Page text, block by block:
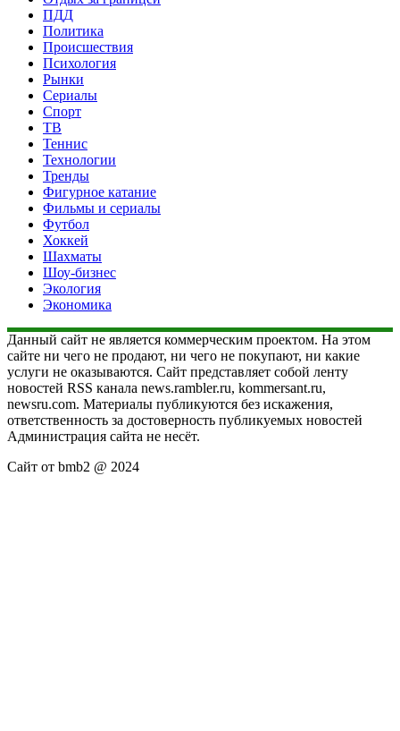
ПДД
Политика
Происшествия
Психология
Рынки
Сериалы
Спорт
ТВ
Теннис
Технологии
Тренды
Фигурное катание
Фильмы и сериалы
Футбол
Хоккей
Шахматы
Шоу-бизнес
Экология
Экономика
Данный сайт не является коммерческим проектом. На этом
сайте ни чего не продают, ни чего не покупают, ни какие
услуги не оказываются. Сайт представляет собой ленту
новостей RSS канала news.rambler.ru, kommersant.ru,
newsru.com. Материалы публикуются без искажения,
ответственность за достоверность публикуемых новостей
Администрация сайта не несёт.
Сайт от bmb2 @ 2024